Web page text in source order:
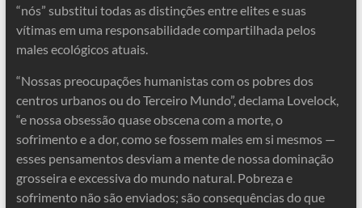
“nós” substitui todas as distinções entre elites e suas
vítimas em uma responsabilidade compartilhada pelos
males ecológicos atuais.
“Nossas preocupações humanistas com os pobres dos
centros urbanos ou do Terceiro Mundo”, declama Lovelock,
“e nossa obsessão quase obscena com a morte, o
sofrimento e a dor, como se fossem males em si mesmos —
esses pensamentos desviam a mente de nossa dominação
grosseira e excessiva do mundo natural. Pobreza e
sofrimento não são enviados; são consequências do que